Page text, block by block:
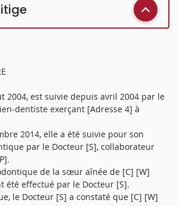
2004, est suivie depuis avril 2004 par le
dentiste exerçant [Adresse 4] à
2014, elle a été suivie pour son
par le Docteur [S], collaborateur
de la sœur aînée de [C] [W]
été effectué par le Docteur [S].
le Docteur [S] a constaté que [C] [W]